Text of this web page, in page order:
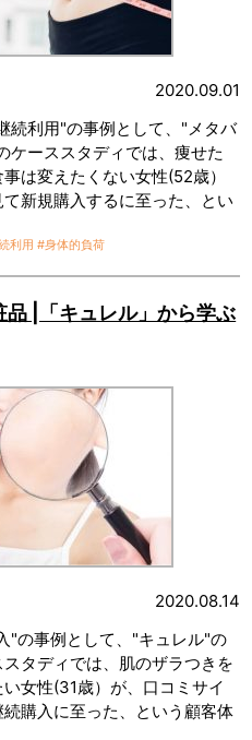
2020.09.01
利用"の事例として、"メタバ
ケーススタディでは、痩せた
は変えたくない女性(52歳）
新規購入するに至った、とい
利用 #身体的負荷
|「キュレル」から学ぶ
2020.08.14
"の事例として、"キュレル"の
タディでは、肌のザラつきを
女性(31歳）が、口コミサイ
購入に至った、という顧客体